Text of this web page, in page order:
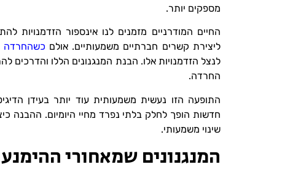
מספקים יותר.
החיים המודרניים מזמנים לנו אינספור הזדמנויות
ליצירת קשרים חברתיים משמעותיים. אולם כשהחרדה
לנצל הזדמנויות אלו. הבנת המנגנונים הללו והדרכים
החרדה.
התופעה הזו נעשית משמעותית עוד יותר בעידן
חדשות הופך לחלק בלתי נפרד מחיי היומיום. ההבנה
שינוי משמעותי.
המנגנונים שמאחורי